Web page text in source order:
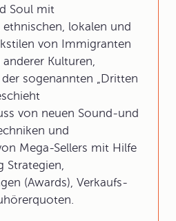
Soul mit
lokalen und
von Immigranten
Kulturen,
sogenannten „Dritten
von neuen Sound-und
und
Mega-Sellers mit Hilfe
Strategien,
(Awards), Verkaufs-